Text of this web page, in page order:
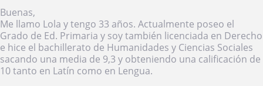
Buenas,
Me llamo Lola y tengo 33 años. Actualmente poseo el
Grado de Ed. Primaria y soy también licenciada en Derecho
e hice el bachillerato de Humanidades y Ciencias Sociales
sacando una media de 9,3 y obteniendo una calificación de
10 tanto en Latín como en Lengua.